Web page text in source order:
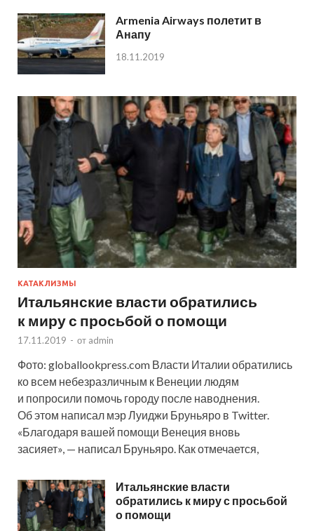
Armenia Airways полетит в
Анапу
18.11.2019
КАТАКЛИЗМЫ
Итальянские власти обратились
к миру с просьбой о помощи
17.11.2019 - от admin
Фото: globallookpress.com Власти Италии обратились
ко всем небезразличным к Венеции людям
и попросили помочь городу после наводнения.
Об этом написал мэр Луиджи Бруньяро в Twitter.
«Благодаря вашей помощи Венеция вновь
засияет», — написал Бруньяро. Как отмечается,
Итальянские власти
обратились к миру с просьбой
о помощи